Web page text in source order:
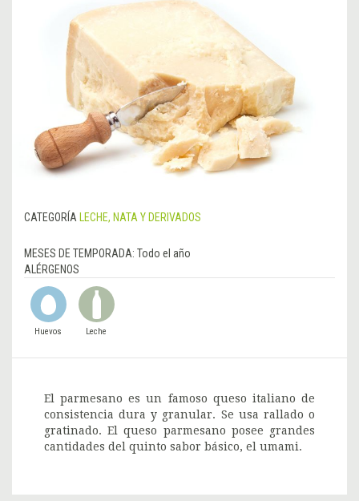
CATEGORÍA LECHE, NATA Y DERIVADOS
MESES DE TEMPORADA: Todo el año
ALÉRGENOS
Huevos Leche
El parmesano es un famoso queso italiano de
consistencia dura y granular. Se usa rallado o
gratinado. El queso parmesano posee grandes
cantidades del quinto sabor básico, el umami.